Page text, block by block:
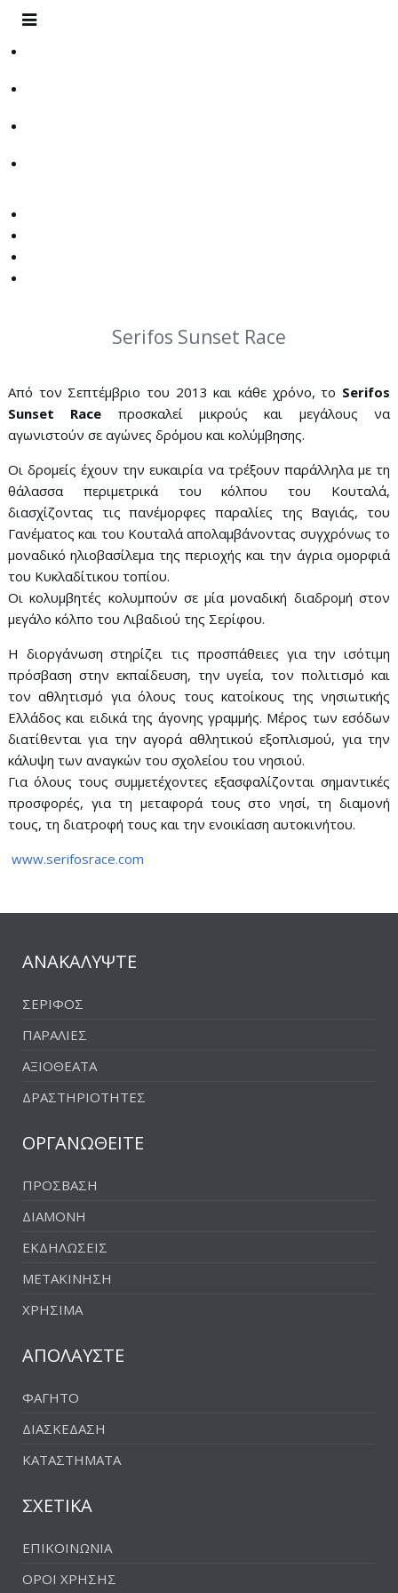
Serifos Sunset Race
Από τον Σεπτέμβριο του 2013 και κάθε χρόνο, το Serifos
Sunset Race προσκαλεί μικρούς και μεγάλους να
αγωνιστούν σε αγώνες δρόμου και κολύμβησης.
Οι δρομείς έχουν την ευκαιρία να τρέξουν παράλληλα με τη
θάλασσα περιμετρικά του κόλπου του Κουταλά,
διασχίζοντας τις πανέμορφες παραλίες της Βαγιάς, του
Γανέματος και του Κουταλά απολαμβάνοντας συγχρόνως το
μοναδικό ηλιοβασίλεμα της περιοχής και την άγρια ομορφιά
του Κυκλαδίτικου τοπίου.
Οι κολυμβητές κολυμπούν σε μία μοναδική διαδρομή στον
μεγάλο κόλπο του Λιβαδιού της Σερίφου.
Η διοργάνωση στηρίζει τις προσπάθειες για την ισότιμη
πρόσβαση στην εκπαίδευση, την υγεία, τον πολιτισμό και
τον αθλητισμό για όλους τους κατοίκους της νησιωτικής
Ελλάδος και ειδικά της άγονης γραμμής. Μέρος των εσόδων
διατίθενται για την αγορά αθλητικού εξοπλισμού, για την
κάλυψη των αναγκών του σχολείου του νησιού.
Για όλους τους συμμετέχοντες εξασφαλίζονται σημαντικές
προσφορές, για τη μεταφορά τους στο νησί, τη διαμονή
τους, τη διατροφή τους και την ενοικίαση αυτοκινήτου.
www.serifosrace.com
ΑΝΑΚΑΛΥΨΤΕ
ΣΕΡΙΦΟΣ
ΠΑΡΑΛΙΕΣ
ΑΞΙΟΘΕΑΤΑ
ΔΡΑΣΤΗΡΙΟΤΗΤΕΣ
ΟΡΓΑΝΩΘΕΙΤΕ
ΠΡΟΣΒΑΣΗ
ΔΙΑΜΟΝΗ
ΕΚΔΗΛΩΣΕΙΣ
ΜΕΤΑΚΙΝΗΣΗ
ΧΡΗΣΙΜΑ
ΑΠΟΛΑΥΣΤΕ
ΦΑΓΗΤΟ
ΔΙΑΣΚΕΔΑΣΗ
ΚΑΤΑΣΤΗΜΑΤΑ
ΣΧΕΤΙΚΑ
ΕΠΙΚΟΙΝΩΝΙΑ
ΟΡΟΙ ΧΡΗΣΗΣ